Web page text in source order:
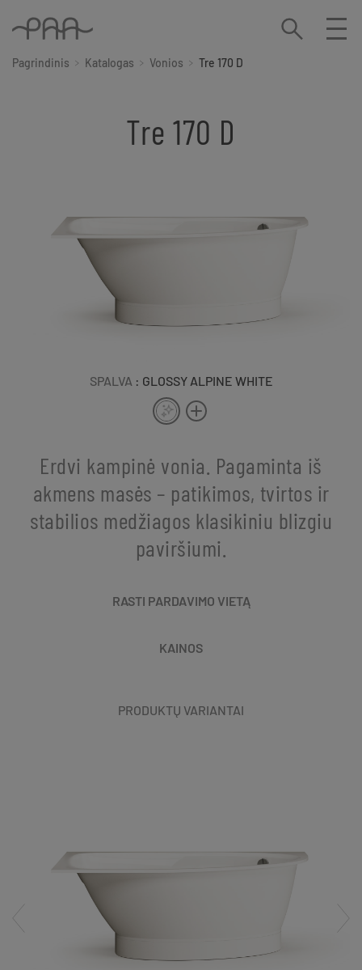
Pagrindinis Katalogas Vonios Tre 170 D
Tre 170 D
SPALVA : GLOSSY ALPINE WHITE
Erdvi kampinė vonia. Pagaminta iš
akmens masės – patikimos, tvirtos ir
stabilios medžiagos klasikiniu blizgiu
paviršiumi.
RASTI PARDAVIMO VIETĄ
KAINOS
PRODUKTŲ VARIANTAI